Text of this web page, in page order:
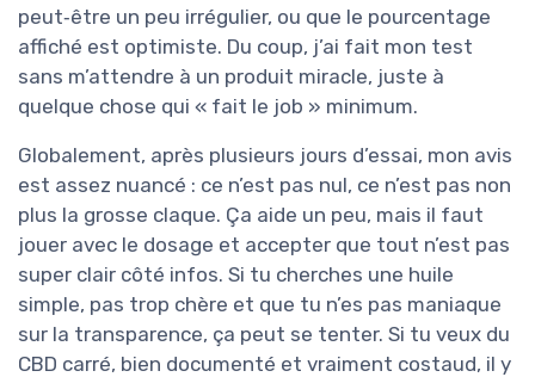
peut‑être un peu irrégulier, ou que le pourcentage
affiché est optimiste. Du coup, j’ai fait mon test
sans m’attendre à un produit miracle, juste à
quelque chose qui « fait le job » minimum.
Globalement, après plusieurs jours d’essai, mon avis
est assez nuancé : ce n’est pas nul, ce n’est pas non
plus la grosse claque. Ça aide un peu, mais il faut
jouer avec le dosage et accepter que tout n’est pas
super clair côté infos. Si tu cherches une huile
simple, pas trop chère et que tu n’es pas maniaque
sur la transparence, ça peut se tenter. Si tu veux du
CBD carré, bien documenté et vraiment costaud, il y